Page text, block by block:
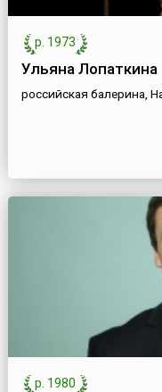
р. 1973
Ульяна Лопаткина
российская балерина,
р. 1980